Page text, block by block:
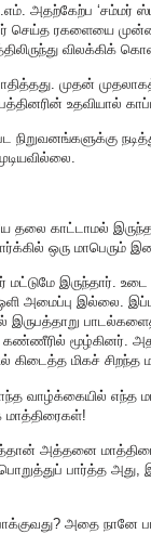
அதற்கேற்ப ‘சம்மர்
செய்த ரகளையை
விலக்கிக்
முதன்
உதவியால்
நிறுவனங்களுக்கு
தலை காட்டாமல்
ஒரு மாபெரும்
மட்டுமே இருந்தார்.
அமைப்பு இல்லை.
இருபத்தாறு
கண்ணீரில் மூழ்கினர்.
கிடைத்த மிகச்
வாழ்க்கையில் எந்த
அத்தனை
பார்த்த
அதை நானே